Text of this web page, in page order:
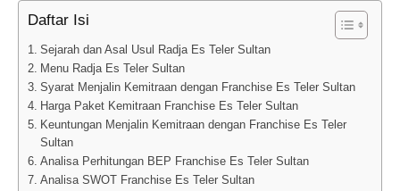
Daftar Isi
Sejarah dan Asal Usul Radja Es Teler Sultan
Menu Radja Es Teler Sultan
Syarat Menjalin Kemitraan dengan Franchise Es Teler Sultan
Harga Paket Kemitraan Franchise Es Teler Sultan
Keuntungan Menjalin Kemitraan dengan Franchise Es Teler
Sultan
Analisa Perhitungan BEP Franchise Es Teler Sultan
Analisa SWOT Franchise Es Teler Sultan